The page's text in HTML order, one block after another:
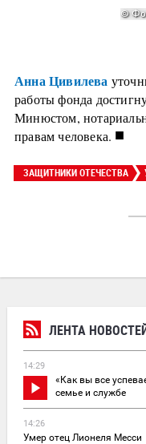
ЛЕНТА
14:29
«Как вы все
семье и службе
14:26
Умер отец Лионеля Месси
Анна Цивилева
работы фонда
Минюстом,
правам человека. ■
ЗАЩИТНИКИ ОТЕЧЕСТВА